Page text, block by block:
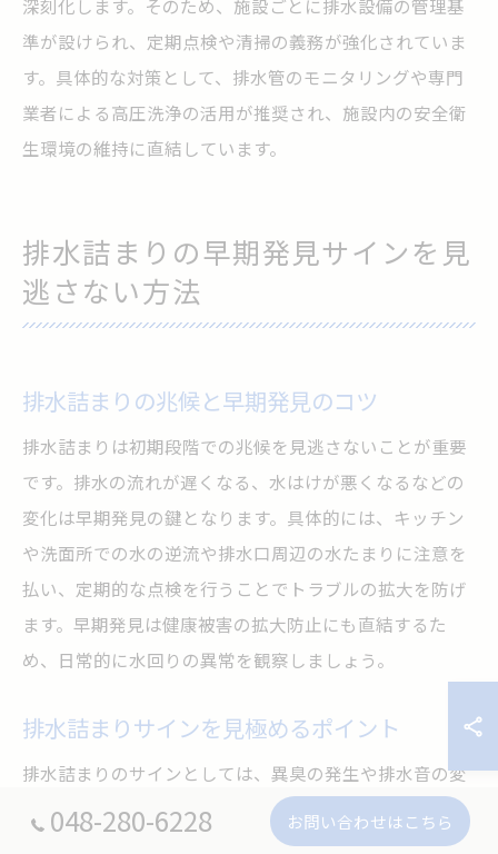
深刻化します。そのため、施設ごとに排水設備の管理基
準が設けられ、定期点検や清掃の義務が強化されていま
す。具体的な対策として、排水管のモニタリングや専門
業者による高圧洗浄の活用が推奨され、施設内の安全衛
生環境の維持に直結しています。
排水詰まりの早期発見サインを見
逃さない方法
排水詰まりの兆候と早期発見のコツ
排水詰まりは初期段階での兆候を見逃さないことが重要
です。排水の流れが遅くなる、水はけが悪くなるなどの
変化は早期発見の鍵となります。具体的には、キッチン
や洗面所での水の逆流や排水口周辺の水たまりに注意を
払い、定期的な点検を行うことでトラブルの拡大を防げ
ます。早期発見は健康被害の拡大防止にも直結するた
め、日常的に水回りの異常を観察しましょう。
排水詰まりサインを見極めるポイント
排水詰まりのサインとしては、異臭の発生や排水音の変
化が挙げられます。悪臭は排水管内の汚れや腐敗物が原
因で、アレルギーや呼吸器疾患のリスクを高めます。ま
048-280-6228 お問い合わせはこちら